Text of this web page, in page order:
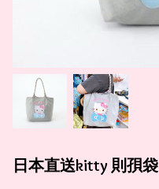
日本直送kitty 則孭袋